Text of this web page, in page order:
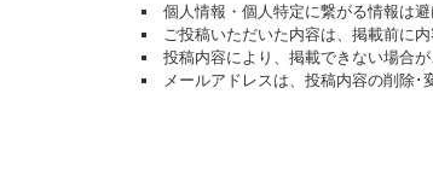
個人情報・個人特定に繋がる情報は避
ご投稿いただいた内容は、掲載前に
投稿内容により、掲載できない場合
メールアドレスは、投稿内容の削除･